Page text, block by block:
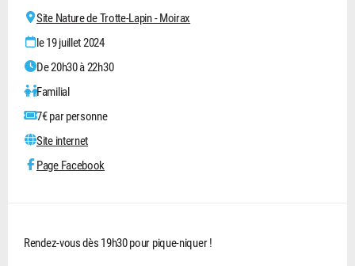
Site Nature de Trotte-Lapin - Moirax
le 19 juillet 2024
De 20h30 à 22h30
Familial
7€ par personne
Site internet
Page Facebook
Rendez-vous dès 19h30 pour pique-niquer !